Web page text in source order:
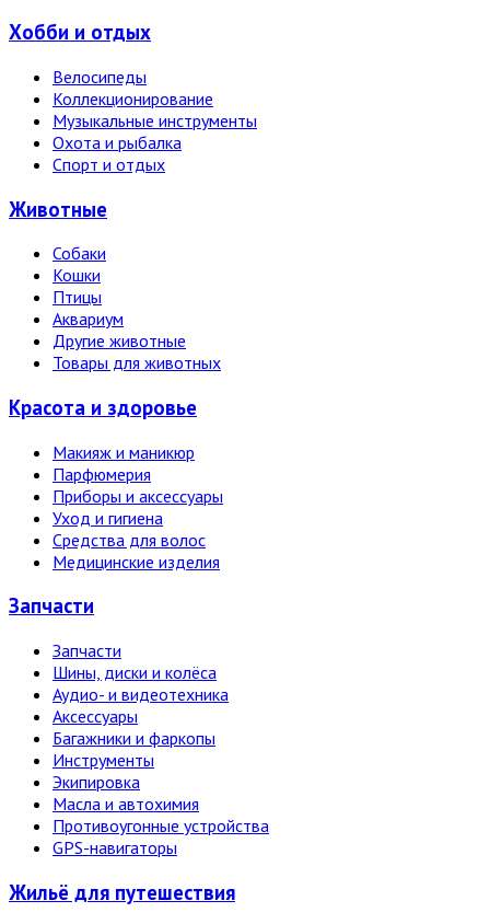
Хобби и отдых
Велосипеды
Коллекционирование
Музыкальные инструменты
Охота и рыбалка
Спорт и отдых
Животные
Собаки
Кошки
Птицы
Аквариум
Другие животные
Товары для животных
Красота и здоровье
Макияж и маникюр
Парфюмерия
Приборы и аксессуары
Уход и гигиена
Средства для волос
Медицинские изделия
Запчасти
Запчасти
Шины, диски и колёса
Аудио- и видеотехника
Аксессуары
Багажники и фаркопы
Инструменты
Экипировка
Масла и автохимия
Противоугонные устройства
GPS-навигаторы
Жильё для путешествия